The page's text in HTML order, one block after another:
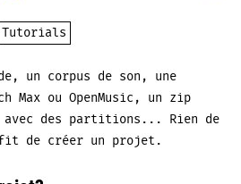
Tutorials
un corpus de son, une
Max ou OpenMusic, un zip
avec des partitions... Rien de
de créer un projet.